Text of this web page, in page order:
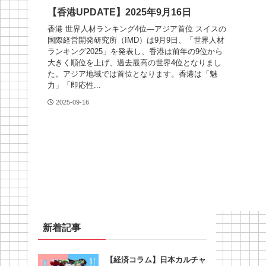
【香港UPDATE】2025年9月16日
香港 世界人材ランキング4位—アジア首位 スイスの
国際経営開発研究所（IMD）は9月9日、「世界人材
ランキング2025」を発表し、香港は前年の9位から
大きく順位を上げ、過去最高の世界4位となりまし
た。アジア地域では首位となります。香港は「魅
力」「即応性...
2025-09-16
新着記事
【経済コラム】日本カルチャ